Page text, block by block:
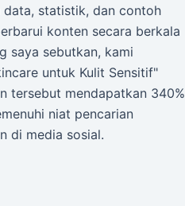
data, statistik, dan contoh
konten secara berkala
saya sebutkan, kami
untuk Kulit Sensitif"
tersebut mendapatkan 340%
niat pencarian
di media sosial.